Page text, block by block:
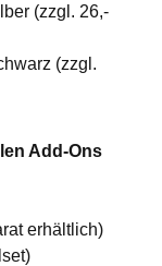
(zzgl. 26,-
(zzgl.
Add-Ons
erhältlich)